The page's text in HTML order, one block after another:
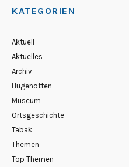
KATEGORIEN
Aktuell
Aktuelles
Archiv
Hugenotten
Museum
Ortsgeschichte
Tabak
Themen
Top Themen